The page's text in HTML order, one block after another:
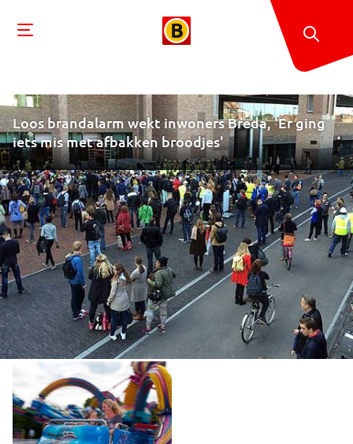
Loos brandalarm wekt inwoners Breda, 'Er ging
iets mis met afbakken broodjes'